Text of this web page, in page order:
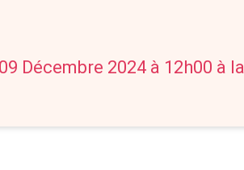
Décembre 2024 à 12h00 à la